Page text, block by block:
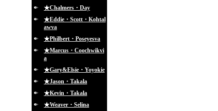
★Chalmers・Day
★Eddie・Scott・Kohtal
awva
★Philbert・Poseyesva
★Marcus・Coochwikvi
a
★Gary&Elsie・Yoyokie
★Jason・Takala
★Kevin・Takala
★Weaver・Selina